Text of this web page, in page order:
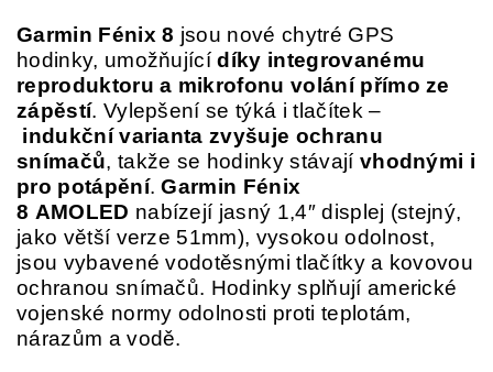
Garmin Fénix 8 jsou nové chytré GPS
hodinky, umožňujícídíky integrovanému
reproduktoru a mikrofonu volání přímo ze
zápěstí. Vylepšení se týká i tlačítek –
indukční varianta zvyšuje ochranu
snímačů, takže se hodinky stávají vhodnými i
pro potápění.Garmin Fénix
8 AMOLED nabízejí jasný 1,4″ displej (stejný,
jako větší verze 51mm), vysokou odolnost,
jsou vybavené vodotěsnými tlačítky a kovovou
ochranou snímačů. Hodinky splňují americké
vojenské normy odolnosti proti teplotám,
nárazům a vodě.